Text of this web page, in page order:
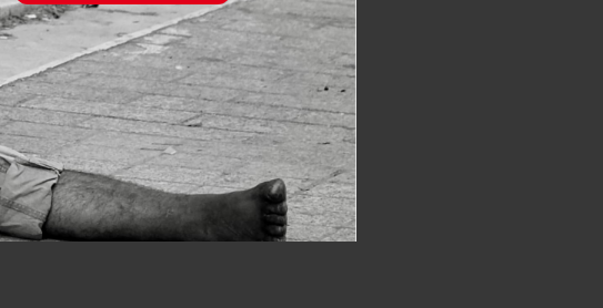
l’on s’en souvient à nouveau plus tard.
de l’une des démences les plus
neuronale, c’est la difficulté
immédiateet une impossibilité à
les prises de notes ou demandera de
coureurqui doit vous alerter pour
vieillissement normal et peuvent faire